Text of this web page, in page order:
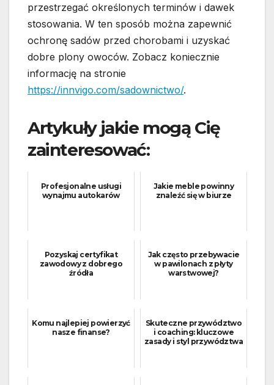
przestrzegać określonych terminów i dawek
stosowania. W ten sposób można zapewnić
ochronę sadów przed chorobami i uzyskać
dobre plony owoców. Zobacz koniecznie
informację na stronie
https://innvigo.com/sadownictwo/.
Artykuły jakie mogą Cię
zainteresować:
Profesjonalne usługi
wynajmu autokarów
Jakie meble powinny
znaleźć się w biurze
Pozyskaj certyfikat
zawodowy z dobrego
źródła
Jak często przebywacie
w pawilonach z płyty
warstwowej?
Komu najlepiej powierzyć
nasze finanse?
Skuteczne przywództwo
i coaching: kluczowe
zasady i styl przywództwa